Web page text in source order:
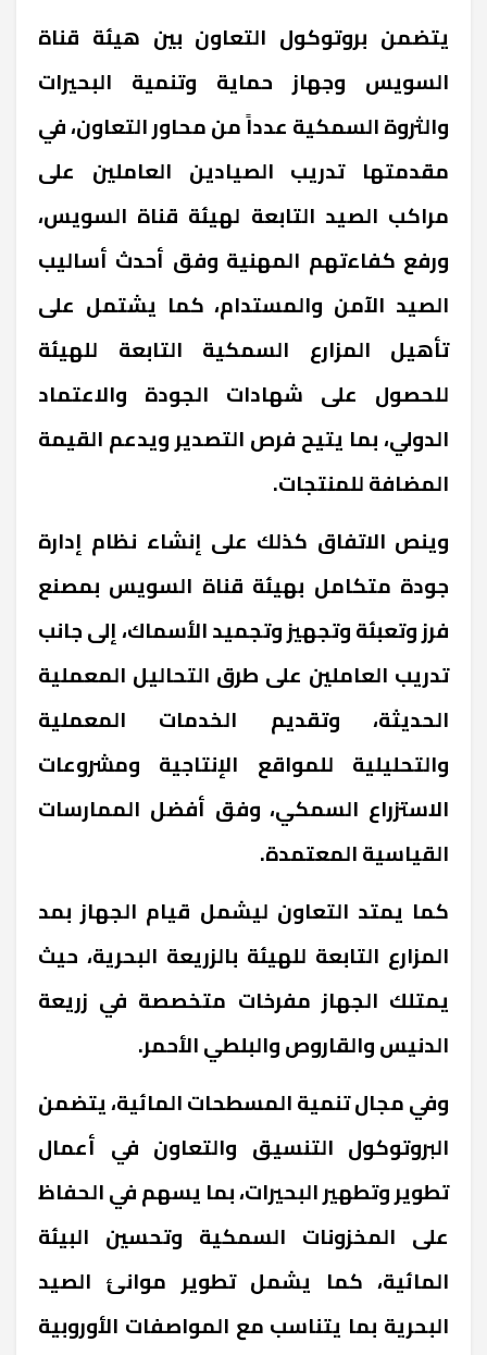
يتضمن بروتوكول التعاون بين هيئة قناة
السويس وجهاز حماية وتنمية البحيرات
والثروة السمكية عدداً من محاور التعاون، في
مقدمتها تدريب الصيادين العاملين على
مراكب الصيد التابعة لهيئة قناة السويس،
ورفع كفاءتهم المهنية وفق أحدث أساليب
الصيد الآمن والمستدام، كما يشتمل على
تأهيل المزارع السمكية التابعة للهيئة
للحصول على شهادات الجودة والاعتماد
الدولي، بما يتيح فرص التصدير ويدعم القيمة
المضافة للمنتجات.
وينص الاتفاق كذلك على إنشاء نظام إدارة
جودة متكامل بهيئة قناة السويس بمصنع
فرز وتعبئة وتجهيز وتجميد الأسماك، إلى جانب
تدريب العاملين على طرق التحاليل المعملية
الحديثة، وتقديم الخدمات المعملية
والتحليلية للمواقع الإنتاجية ومشروعات
الاستزراع السمكي، وفق أفضل الممارسات
القياسية المعتمدة.
كما يمتد التعاون ليشمل قيام الجهاز بمد
المزارع التابعة للهيئة بالزريعة البحرية، حيث
يمتلك الجهاز مفرخات متخصصة في زريعة
الدنيس والقاروص والبلطي الأحمر.
وفي مجال تنمية المسطحات المائية، يتضمن
البروتوكول التنسيق والتعاون في أعمال
تطوير وتطهير البحيرات، بما يسهم في الحفاظ
على المخزونات السمكية وتحسين البيئة
المائية، كما يشمل تطوير موانئ الصيد
البحرية بما يتناسب مع المواصفات الأوروبية